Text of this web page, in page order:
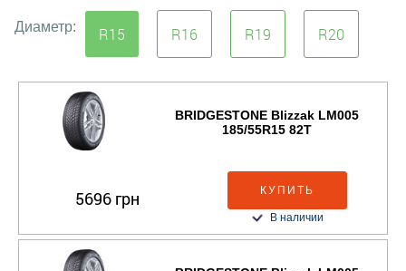
Диаметр: R15 R16 R19 R20
BRIDGESTONE Blizzak LM005
185/55R15 82T
5696 грн КУПИТЬ
В наличии